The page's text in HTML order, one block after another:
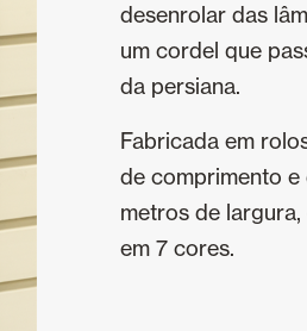
desenrolar das
um cordel que
da persiana.
Fabricada em
de comprimento
metros de
em 7 cores.